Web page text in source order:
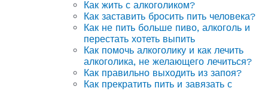
Как жить с алкоголиком?
Как заставить бросить пить человека?
Как не пить больше пиво, алкоголь и
перестать хотеть выпить
Как помочь алкоголику и как лечить
алкоголика, не желающего лечиться?
Как правильно выходить из запоя?
Как прекратить пить и завязать с